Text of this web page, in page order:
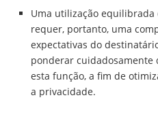
Uma utilização
requer, portanto, uma
expectativas do
ponderar
esta função, a fim de
a privacidade.